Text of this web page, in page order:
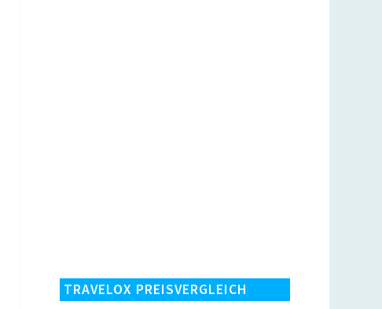
TRAVELOX PREISVERGLEICH